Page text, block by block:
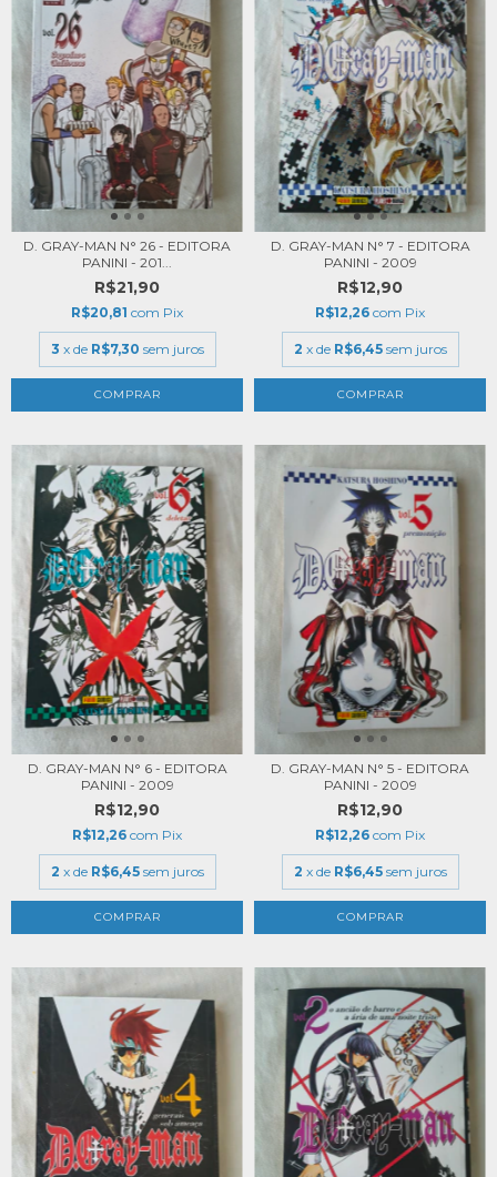
D. GRAY-MAN N° 26 - EDITORA
PANINI - 201...
R$21,90
R$20,81 com Pix
3 x de R$7,30 sem juros
D. GRAY-MAN N° 7 - EDITORA
PANINI - 2009
R$12,90
R$12,26 com Pix
2 x de R$6,45 sem juros
D. GRAY-MAN N° 6 - EDITORA
PANINI - 2009
R$12,90
R$12,26 com Pix
2 x de R$6,45 sem juros
D. GRAY-MAN N° 5 - EDITORA
PANINI - 2009
R$12,90
R$12,26 com Pix
2 x de R$6,45 sem juros